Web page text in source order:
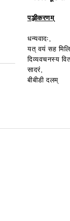
पञ्जीकरणम्
धन्यवादः,
यत् वयं सह
दिव्यवचनस्य
सादरं,
बीबीडी दलम्